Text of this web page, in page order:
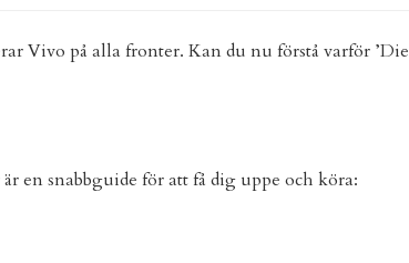
Vivo på alla fronter. Kan du nu förstå varför ’Die
en snabbguide för att få dig uppe och köra: